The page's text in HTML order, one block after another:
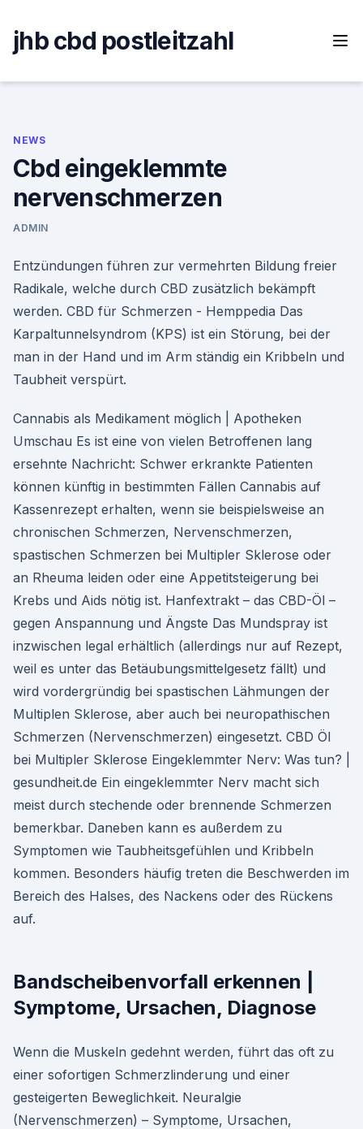
content
jhb cbd postleitzahl
NEWS
Cbd eingeklemmte
nervenschmerzen
ADMIN
Entzündungen führen zur vermehrten Bildung freier
Radikale, welche durch CBD zusätzlich bekämpft
werden. CBD für Schmerzen - Hemppedia Das
Karpaltunnelsyndrom (KPS) ist ein Störung, bei der
man in der Hand und im Arm ständig ein Kribbeln und
Taubheit verspürt.
Cannabis als Medikament möglich | Apotheken
Umschau Es ist eine von vielen Betroffenen lang
ersehnte Nachricht: Schwer erkrankte Patienten
können künftig in bestimmten Fällen Cannabis auf
Kassenrezept erhalten, wenn sie beispielsweise an
chronischen Schmerzen, Nervenschmerzen,
spastischen Schmerzen bei Multipler Sklerose oder
an Rheuma leiden oder eine Appetitsteigerung bei
Krebs und Aids nötig ist. Hanfextrakt – das CBD-Öl –
gegen Anspannung und Ängste Das Mundspray ist
inzwischen legal erhältlich (allerdings nur auf Rezept,
weil es unter das Betäubungsmittelgesetz fällt) und
wird vordergründig bei spastischen Lähmungen der
Multiplen Sklerose, aber auch bei neuropathischen
Schmerzen (Nervenschmerzen) eingesetzt. CBD Öl
bei Multipler Sklerose Eingeklemmter Nerv: Was tun? |
gesundheit.de Ein eingeklemmter Nerv macht sich
meist durch stechende oder brennende Schmerzen
bemerkbar. Daneben kann es außerdem zu
Symptomen wie Taubheitsgefühlen und Kribbeln
kommen. Besonders häufig treten die Beschwerden im
Bereich des Halses, des Nackens oder des Rückens
auf.
Bandscheibenvorfall erkennen |
Symptome, Ursachen, Diagnose
Wenn die Muskeln gedehnt werden, führt das oft zu
einer sofortigen Schmerzlinderung und einer
gesteigerten Beweglichkeit. Neuralgie
(Nervenschmerzen) – Symptome, Ursachen,